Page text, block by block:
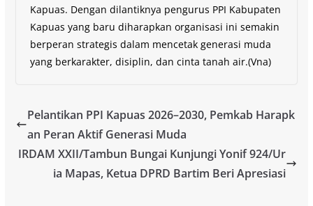
Kapuas. Dengan dilantiknya pengurus PPI Kabupaten
Kapuas yang baru diharapkan organisasi ini semakin
berperan strategis dalam mencetak generasi muda
yang berkarakter, disiplin, dan cinta tanah air.(Vna)
Pelantikan PPI Kapuas 2026–2030, Pemkab Harapk
an Peran Aktif Generasi Muda
IRDAM XXII/Tambun Bungai Kunjungi Yonif 924/Ur
ia Mapas, Ketua DPRD Bartim Beri Apresiasi